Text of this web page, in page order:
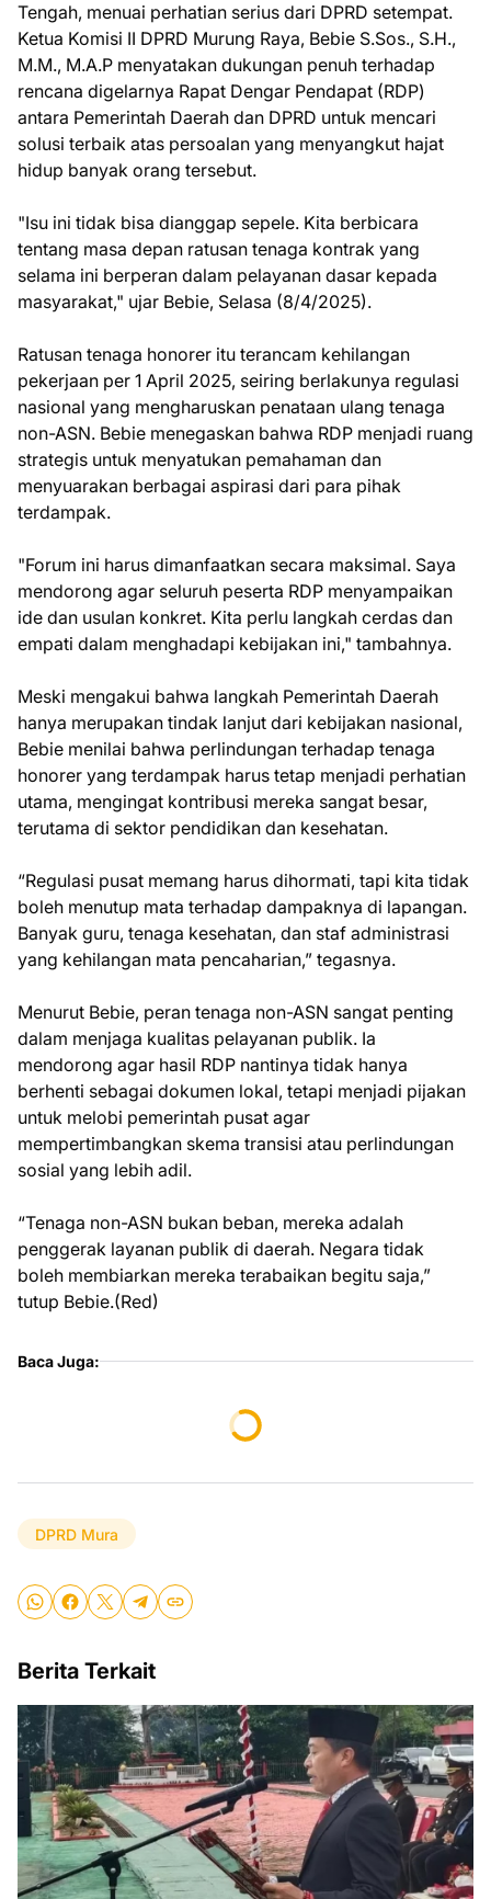
Tengah, menuai perhatian serius dari DPRD setempat.
Ketua Komisi II DPRD Murung Raya, Bebie S.Sos., S.H.,
M.M., M.A.P menyatakan dukungan penuh terhadap
rencana digelarnya Rapat Dengar Pendapat (RDP)
antara Pemerintah Daerah dan DPRD untuk mencari
solusi terbaik atas persoalan yang menyangkut hajat
hidup banyak orang tersebut.
"Isu ini tidak bisa dianggap sepele. Kita berbicara
tentang masa depan ratusan tenaga kontrak yang
selama ini berperan dalam pelayanan dasar kepada
masyarakat," ujar Bebie, Selasa (8/4/2025).
Ratusan tenaga honorer itu terancam kehilangan
pekerjaan per 1 April 2025, seiring berlakunya regulasi
nasional yang mengharuskan penataan ulang tenaga
non-ASN. Bebie menegaskan bahwa RDP menjadi ruang
strategis untuk menyatukan pemahaman dan
menyuarakan berbagai aspirasi dari para pihak
terdampak.
"Forum ini harus dimanfaatkan secara maksimal. Saya
mendorong agar seluruh peserta RDP menyampaikan
ide dan usulan konkret. Kita perlu langkah cerdas dan
empati dalam menghadapi kebijakan ini," tambahnya.
Meski mengakui bahwa langkah Pemerintah Daerah
hanya merupakan tindak lanjut dari kebijakan nasional,
Bebie menilai bahwa perlindungan terhadap tenaga
honorer yang terdampak harus tetap menjadi perhatian
utama, mengingat kontribusi mereka sangat besar,
terutama di sektor pendidikan dan kesehatan.
“Regulasi pusat memang harus dihormati, tapi kita tidak
boleh menutup mata terhadap dampaknya di lapangan.
Banyak guru, tenaga kesehatan, dan staf administrasi
yang kehilangan mata pencaharian,” tegasnya.
Menurut Bebie, peran tenaga non-ASN sangat penting
dalam menjaga kualitas pelayanan publik. Ia
mendorong agar hasil RDP nantinya tidak hanya
berhenti sebagai dokumen lokal, tetapi menjadi pijakan
untuk melobi pemerintah pusat agar
mempertimbangkan skema transisi atau perlindungan
sosial yang lebih adil.
“Tenaga non-ASN bukan beban, mereka adalah
penggerak layanan publik di daerah. Negara tidak
boleh membiarkan mereka terabaikan begitu saja,”
tutup Bebie.(Red)
Baca Juga:
DPRD Mura
Berita Terkait